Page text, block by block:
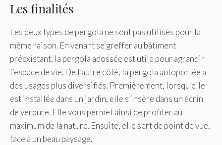
Les finalités
Les deux types de pergola ne sont pas utilisés pour la
même raison. En venant se greffer au bâtiment
préexistant, la pergola adossée est utile pour agrandir
l’espace de vie. De l’autre côté, la pergola autoportée a
des usages plus diversifiés. Premièrement, lorsqu’elle
est installée dans un jardin, elle s’insère dans un écrin
de verdure. Elle vous permet ainsi de profiter au
maximum de la nature. Ensuite, elle sert de point de vue,
face à un beau paysage.